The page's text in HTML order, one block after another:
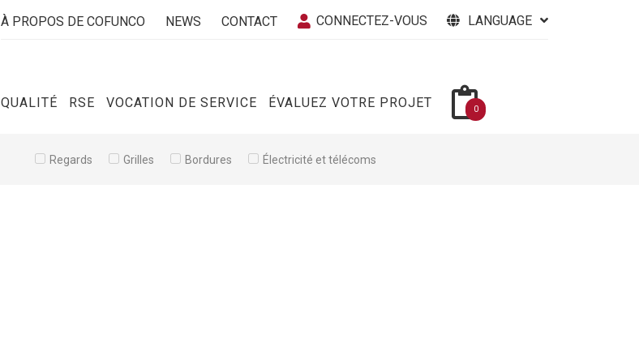
À PROPOS DE COFUNCO NEWS CONTACT CONNECTEZ-VOUS LANGUAGE
QUALITÉ RSE VOCATION DE SERVICE ÉVALUEZ VOTRE PROJET 0
Regards Grilles Bordures Électricité et télécoms